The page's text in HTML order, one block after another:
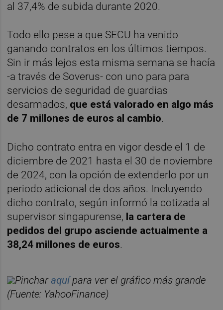
al 37,4% de subida durante 2020.
Todo ello pese a que SECU ha venido
ganando contratos en los últimos tiempos.
Sin ir más lejos esta misma semana se hacía
-a través de Soverus- con uno para para
servicios de seguridad de guardias
desarmados, que está valorado en algo más
de 7 millones de euros al cambio.
Dicho contrato entra en vigor desde el 1 de
diciembre de 2021 hasta el 30 de noviembre
de 2024, con la opción de extenderlo por un
periodo adicional de dos años. Incluyendo
dicho contrato, según informó la cotizada al
supervisor singapurense, la cartera de
pedidos del grupo asciende actualmente a
38,24 millones de euros.
Pincharaquípara ver el gráfico más grande
(Fuente: YahooFinance)